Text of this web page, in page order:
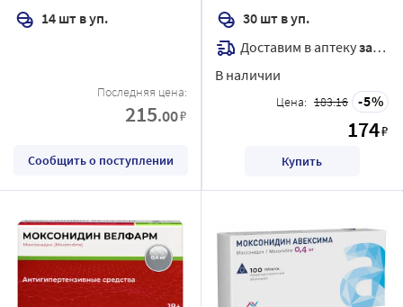
14 шт в уп.
Последняя цена:
215.00₽
Сообщить о поступлении
30 шт в уп.
Доставим в аптекузавтра
В наличии
Цена: 183.16 5
174₽
Купить